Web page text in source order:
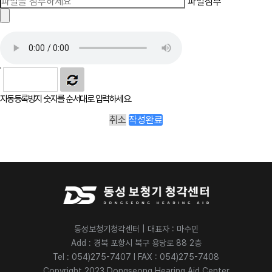
자동등록방지 숫자를 순서대로 입력하세요.
취소 작성완료
동성보청기청각센터 | 대표자 : 마수민
Add : 경북 포항시 북구 용당로 88 2층
Tel : 054)275-7407 l FAX : 054)275-7408